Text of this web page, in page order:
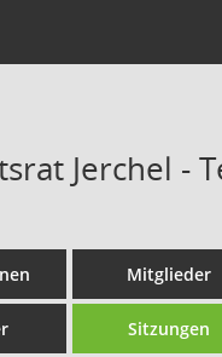
Jerchel -
Mitglieder
Sitzungen